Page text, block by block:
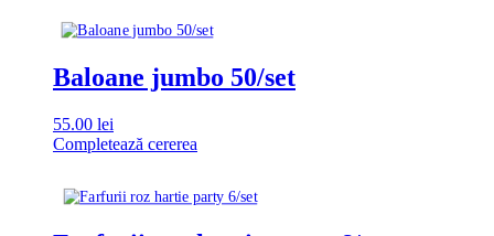
Baloane jumbo 50/set
55.00 lei
Completează cererea